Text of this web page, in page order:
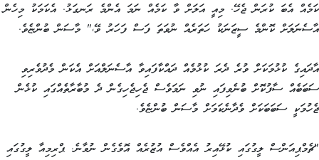
ކަމެއް އެބަ ކުރަން ޖެހޭ. މިއީ އަލަށް ވާ ކަމެއް ނަމަ އެންމެ ރަނގަޅު. އެކަމަކު މިހެން
އާސެނަލަށް ކޮންމެ ސީޒަނަކު ހަތަރެއް ނުވަތަ ފަސް ފަހަރު ވޭ،" މާސަން ބުންޏެވެ.
އާދައިގެ ކުޅުމަކަށް ވުރެ ދެރަ ކުޅުމެއް ދައްކާފައިވާ އާސެނަލްއަށް އެކަން މެދުވެރިވި
ސަބަބެއް ސާފުކޮށް ބުނެވިފައި ނުވި ނަމަވެސް ޖެހިޖެހިގެން ދެ މުބާރާތެއްގައި ކުޅެން
ޖެހުމަކީ ސަބަބަކަށް ވެދާނެކަމަށް މާސަން ބުންޏެވެ.
"ޗެމްޕިއަންސް ލީގުގައި ކުޅޭއިރު އެއްވެސް އުޒުރެއް އޮވެގެން ނުވާނެ. ޕްރިމިއާ ލީގުގައި